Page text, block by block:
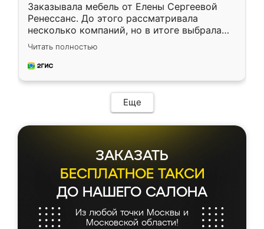
Заказывала мебель от Елены Сергеевой
Ренессанс. До этого рассматривала
несколько компаний, но в итоге выбрала
эту. Сначала обговорили условия, потом
приехал замерщик, всё спокойно объяснил
и снял размеры. Изготовили в срок, с
мебель сразу встала на свое место без
каких-либо доработок. Качеством осталась
довольна, все выглядит так, как и ожидала.
Читать полностью
Еще
ЗАКАЗАТЬ
БЕСПЛАТНОЕ ТАКСИ
ДО НАШЕГО САЛОНА
Из любой точки Москвы и
Московской области!